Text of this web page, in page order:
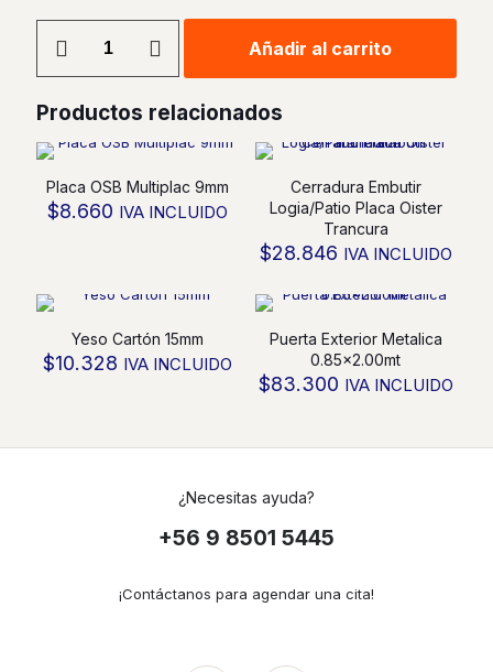
cantidad
Añadir al carrito
Productos relacionados
Placa OSB Multiplac 9mm
$8.660 IVA INCLUIDO
Cerradura Embutir
Logia/Patio Placa Oister
Trancura
$28.846 IVA INCLUIDO
Yeso Cartón 15mm
$10.328 IVA INCLUIDO
Puerta Exterior Metalica
0.85×2.00mt
$83.300 IVA INCLUIDO
¿Necesitas ayuda?
+56 9 8501 5445
¡Contáctanos para agendar una cita!